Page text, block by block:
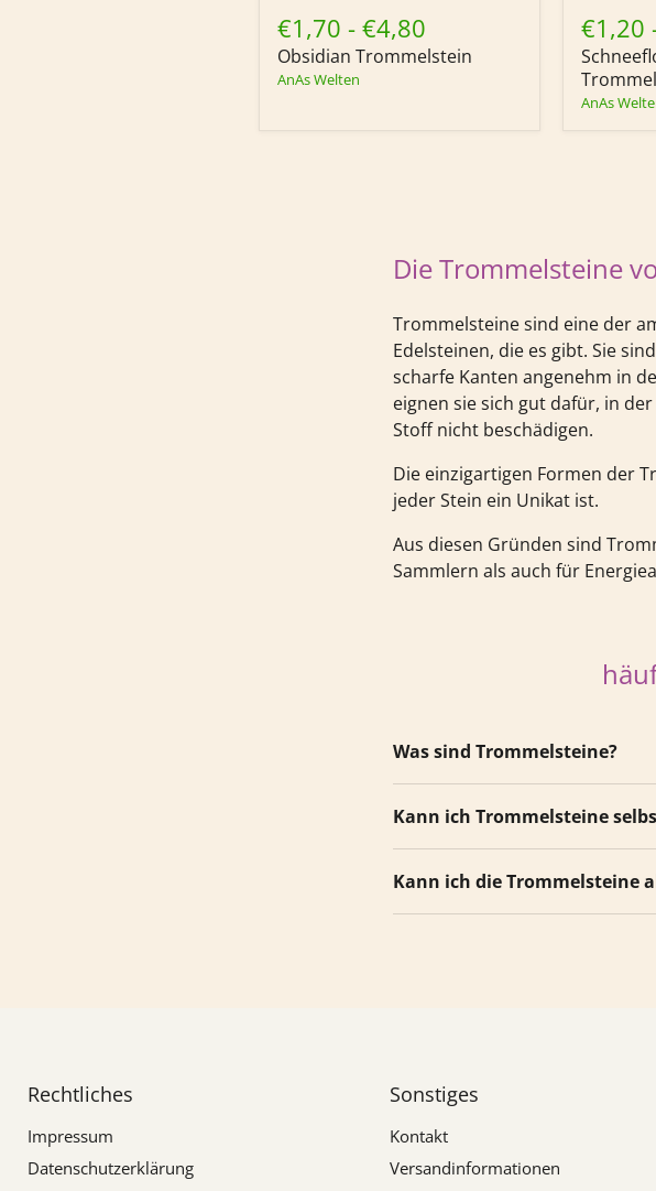
Trommelstein
€1,70 - €4,80
Obsidian Trommelstein
AnAs Welten
Obsidian
€1,20
AnAs
Die Trommelsteine
Trommelsteine sind eine der
Edelsteinen, die es gibt. Sie
scharfe Kanten angenehm in
eignen sie sich gut dafür, in
Stoff nicht beschädigen.
Die einzigartigen Formen der
jeder Stein ein Unikat ist.
Aus diesen Gründen sind
Sammlern als auch für
Was sind Trommelsteine?
Kann ich Trommelsteine
Kann ich die Trommelsteine
Rechtliches
Impressum
Datenschutzerklärung
Sonstiges
Kontakt
Versandinformationen